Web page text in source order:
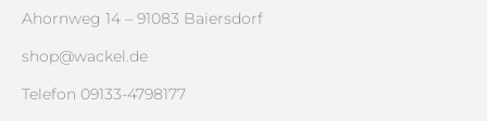
Ahornweg 14 – 91083 Baiersdorf
shop@wackel.de
Telefon 09133-4798177